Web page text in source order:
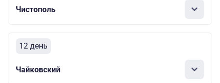
Чистополь
12 день
Чайковский